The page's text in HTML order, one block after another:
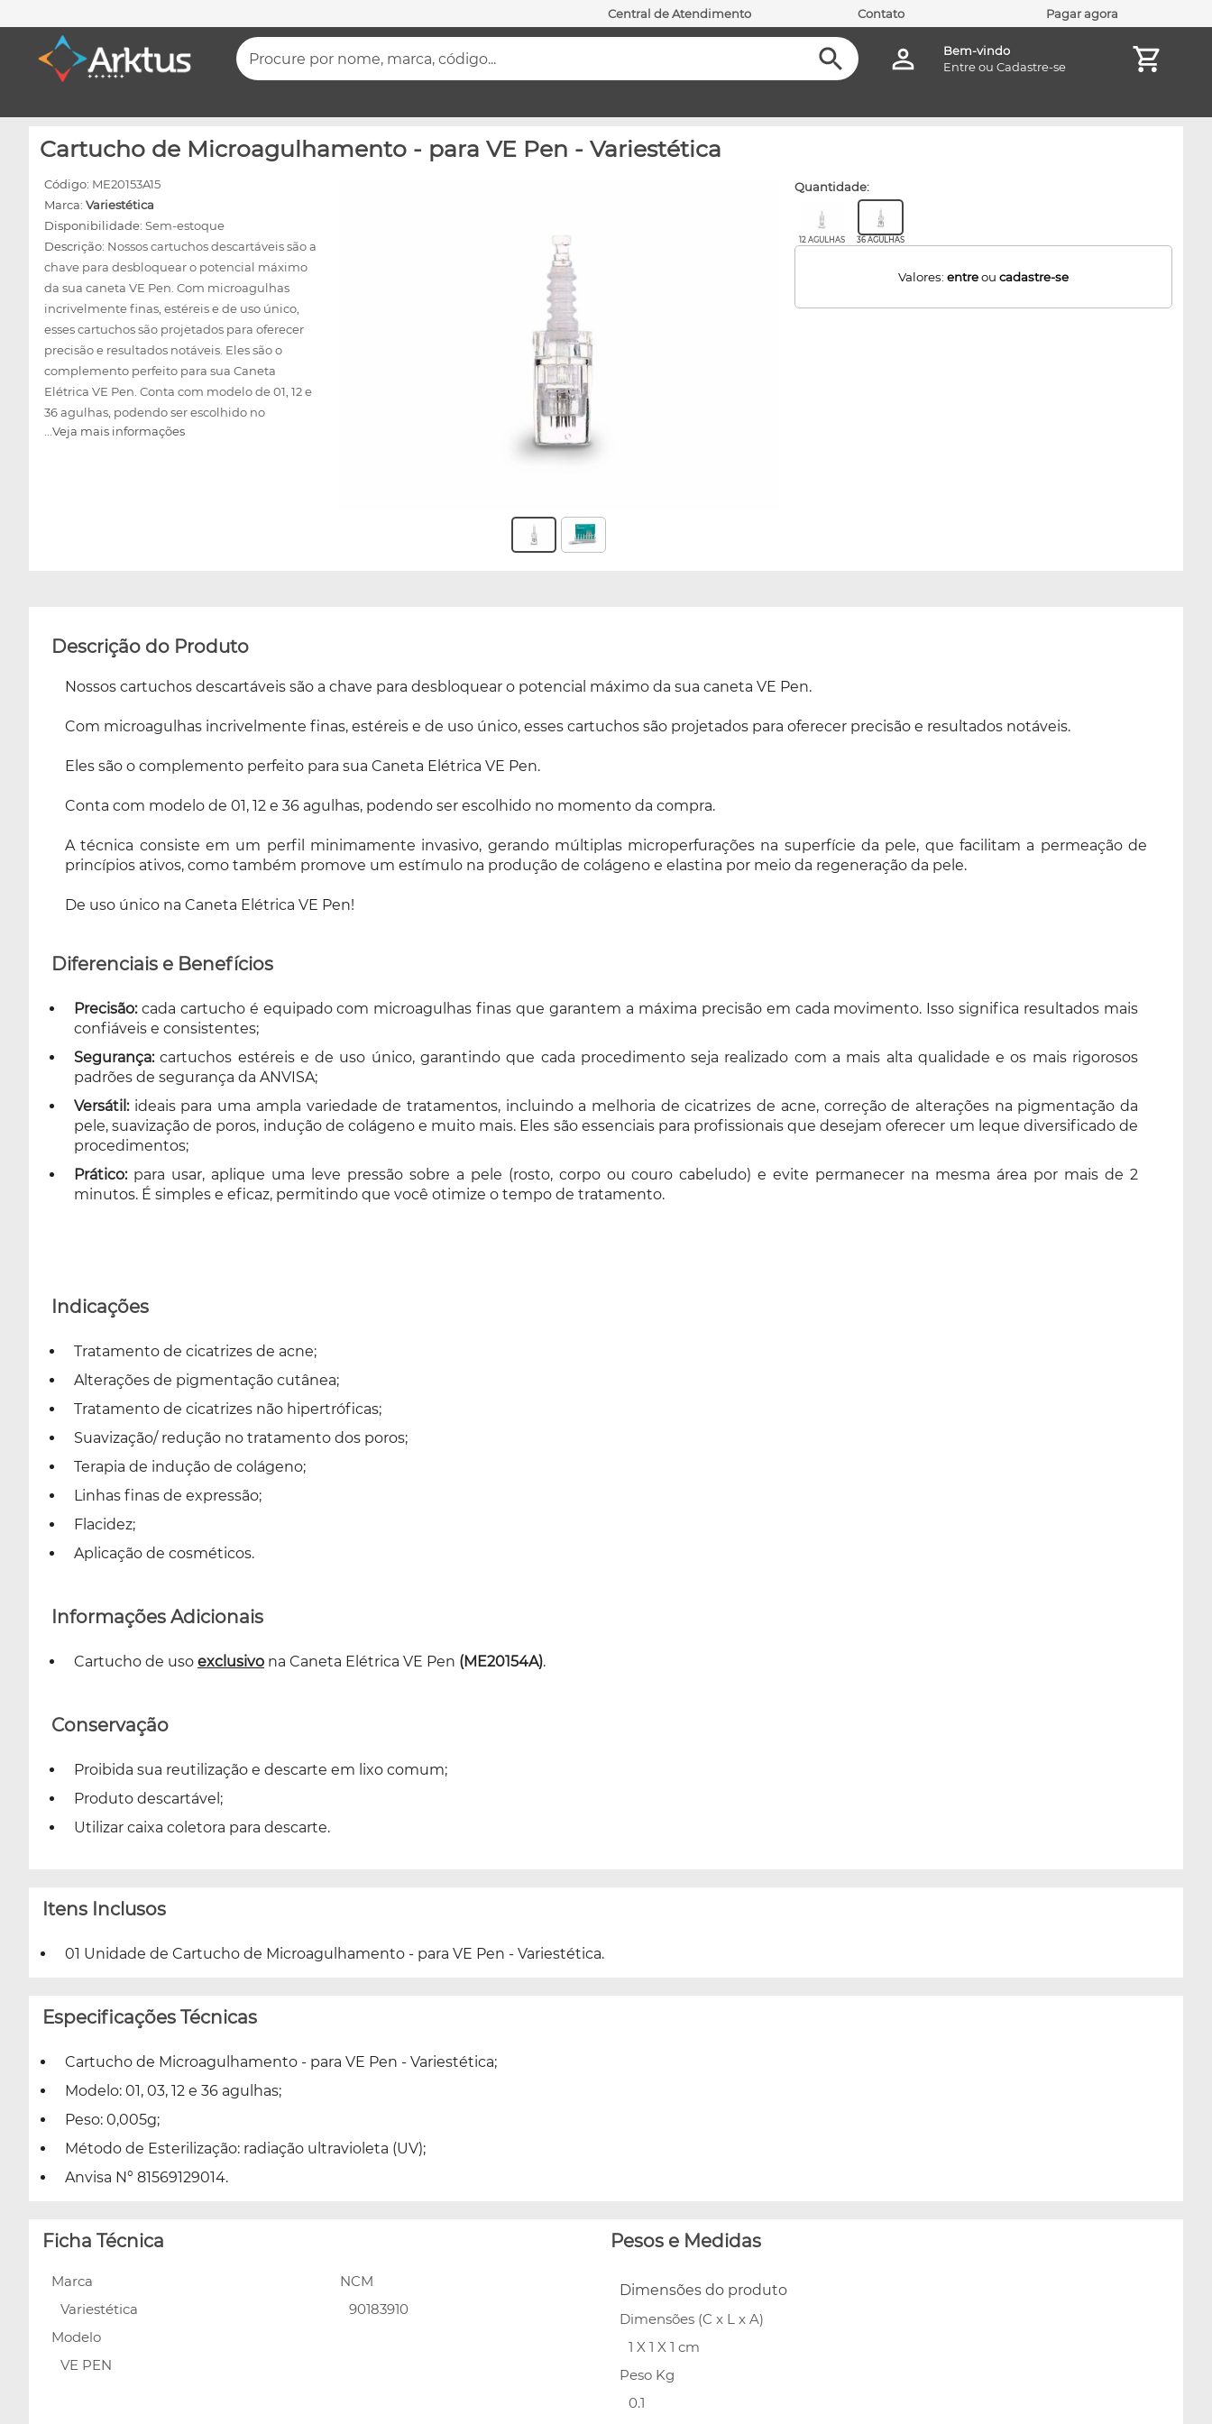
Central de Atendimento Contato Pagar agora
Procure por nome, marca, código...
Bem-vindo
Entreou Cadastre-se
Cartucho de Microagulhamento - para VE Pen - Variestética
Código: ME20153A15
Marca: Variestética
Disponibilidade: Sem-estoque
Descrição: Nossos cartuchos descartáveis são a
chave para desbloquear o potencial máximo
da sua caneta VE Pen. Com microagulhas
incrivelmente finas, estéreis e de uso único,
esses cartuchos são projetados para oferecer
precisão e resultados notáveis. Eles são o
complemento perfeito para sua Caneta
Elétrica VE Pen. Conta com modelo de 01, 12 e
36 agulhas, podendo ser escolhido no
momento da compra. A técnica consiste em
...Veja mais informações
quantidade:
12 AGULHAS 36 AGULHAS
Valores:entreoucadastre-se
Descrição do Produto
Nossos cartuchos descartáveis são a chave para desbloquear o potencial máximo da sua caneta VE Pen.
Com microagulhas incrivelmente finas, estéreis e de uso único, esses cartuchos são projetados para oferecer precisão e resultados notáveis.
Eles são o complemento perfeito para sua Caneta Elétrica VE Pen.
Conta com modelo de 01, 12 e 36 agulhas, podendo ser escolhido no momento da compra.
A técnica consiste em um perfil minimamente invasivo, gerando múltiplas microperfurações na superfície da pele, que facilitam a permeação de
princípios ativos, como também promove um estímulo na produção de colágeno e elastina por meio da regeneração da pele.
De uso único na Caneta Elétrica VE Pen!
Diferenciais e Benefícios
Precisão: cada cartucho é equipado com microagulhas finas que garantem a máxima precisão em cada movimento. Isso significa resultados mais
confiáveis e consistentes;
Segurança:cartuchos estéreis e de uso único, garantindo que cada procedimento seja realizado com a mais alta qualidade e os mais rigorosos
padrões de segurança da ANVISA;
Versátil:ideais para uma ampla variedade de tratamentos, incluindo a melhoria de cicatrizes de acne, correção de alterações na pigmentação da
pele, suavização de poros, indução de colágeno e muito mais. Eles são essenciais para profissionais que desejam oferecer um leque diversificado de
procedimentos;
Prático:para usar, aplique uma leve pressão sobre a pele (rosto, corpo ou couro cabeludo) e evite permanecer na mesma área por mais de 2
minutos. É simples e eficaz, permitindo que você otimize o tempo de tratamento.
Indicações
Tratamento de cicatrizes de acne;
Alterações de pigmentação cutânea;
Tratamento de cicatrizes não hipertróficas;
Suavização/ redução no tratamento dos poros;
Terapia de indução de colágeno;
Linhas finas de expressão;
Flacidez;
Aplicação de cosméticos.
Informações Adicionais
Cartucho de uso exclusivo na Caneta Elétrica VE Pen (ME20154A).
Conservação
Proibida sua reutilização e descarte em lixo comum;
Produto descartável;
Utilizar caixa coletora para descarte.
Itens Inclusos
01 Unidade de Cartucho de Microagulhamento - para VE Pen - Variestética.
Especificações Técnicas
Cartucho de Microagulhamento - para VE Pen - Variestética;
Modelo: 01, 03, 12 e 36 agulhas;
Peso: 0,005g;
Método de Esterilização: radiação ultravioleta (UV);
Anvisa N° 81569129014.
Ficha Técnica
Marca
Variestética
Modelo
VE PEN
NCM
90183910
Pesos e Medidas
Dimensões do produto
Dimensões (C x L x A)
1 X 1 X 1 cm
Peso Kg
0.1